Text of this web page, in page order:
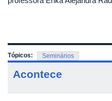
Tópicos: Seminários
Acontece